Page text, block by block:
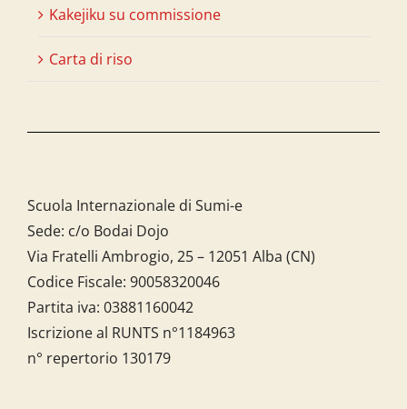
Kakejiku su commissione
Carta di riso
Scuola Internazionale di Sumi-e
Sede: c/o Bodai Dojo
Via Fratelli Ambrogio, 25 – 12051 Alba (CN)
Codice Fiscale: 90058320046
Partita iva: 03881160042
Iscrizione al RUNTS n°1184963
n° repertorio 130179